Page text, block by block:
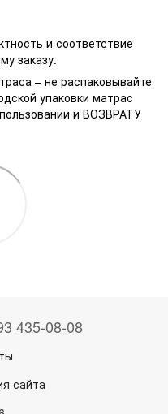
и соответствие
заказу.
– не распаковывайте
упаковки матрас
и ВОЗВРАТУ
435-08-08
сайта